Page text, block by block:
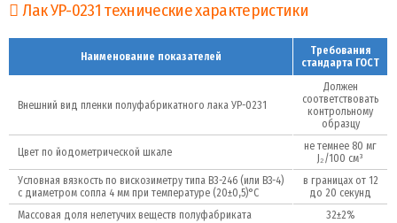
Лак УР-0231 технические характеристики
Наименование показателей
Требования
стандарта ГОСТ
Внешний вид пленки полуфабрикатного лака УР-0231
Должен
соответствовать
контрольному
образцу
Цвет по йодометрической шкале
не темнее 80 мг
J₂/100 см³
Условная вязкость по вискозиметру типа В3-246 (или ВЗ-4)
с диаметром сопла 4 мм при температуре (20±0,5)°С
в границах от 12
до 20 секунд
Массовая доля нелетучих веществ полуфабриката
32±2%